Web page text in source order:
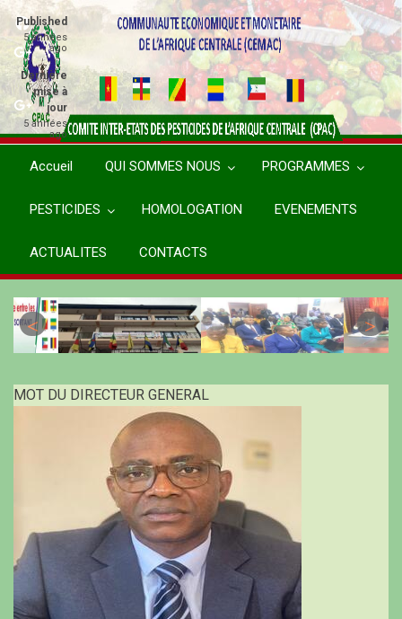
Aller
contenu
principal
Accueil QUI SOMMES NOUS PROGRAMMES
PESTICIDES HOMOLOGATION EVENEMENTS
ACTUALITES CONTACTS
MOT DU DIRECTEUR GENERAL
Published
5 années
ago
Dernière
mise à
jour
5 années
ago